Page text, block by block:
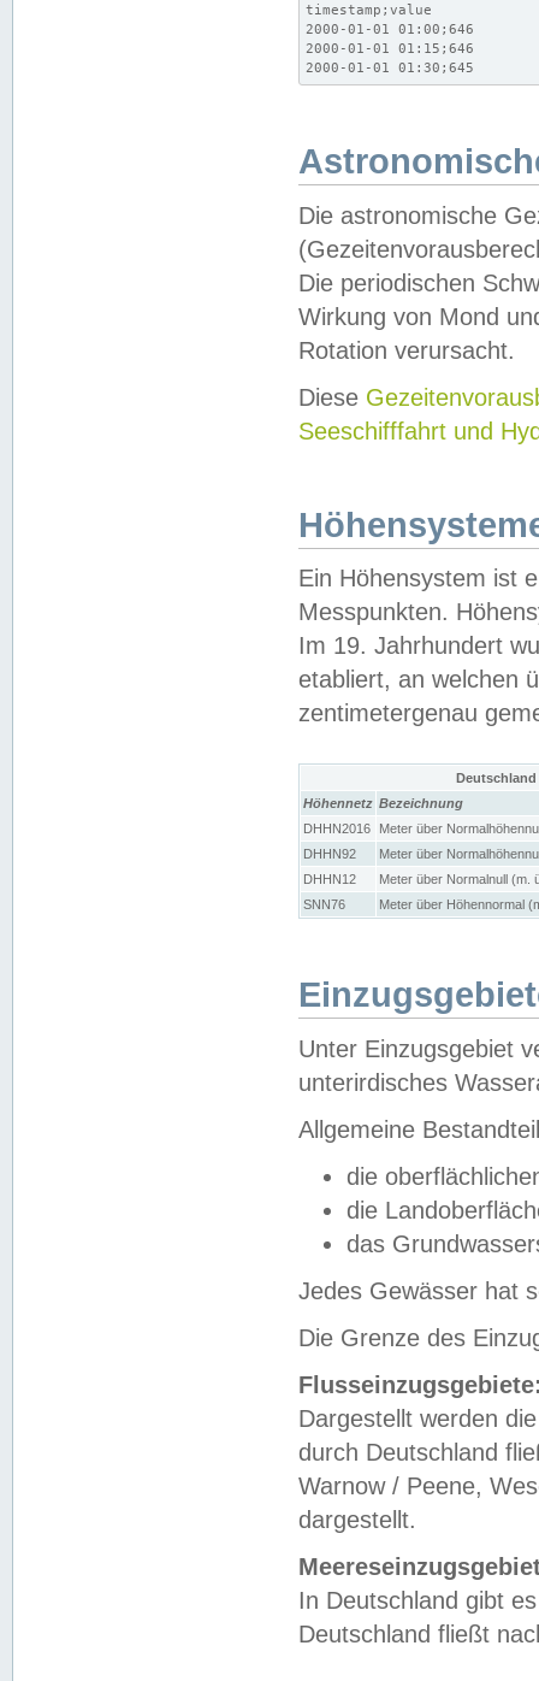
timestamp;value
2000-01-01 01:00;646
2000-01-01 01:15;646
2000-01-01 01:30;645
Die astronomische
Die periodischen
Wirkung von Mond
Rotation verursacht.
Diese
Seeschifffahrt und
Ein Höhensystem ist
Messpunkten.
Im 19. Jahrhundert
etabliert, an welchen
zentimetergenau
Höhennetz Bezeichnung
DHHN2016
Meter über
DHHN92
Meter über
DHHN12
Meter über Normalnull (m.
SNN76
Meter über Höhennormal
Unter Einzugsgebiet
unterirdisches
Allgemeine
die
die
das
Jedes Gewässer hat
Die Grenze des
Dargestellt werden
durch Deutschland
Warnow / Peene,
dargestellt.
In Deutschland gibt
Deutschland fließt